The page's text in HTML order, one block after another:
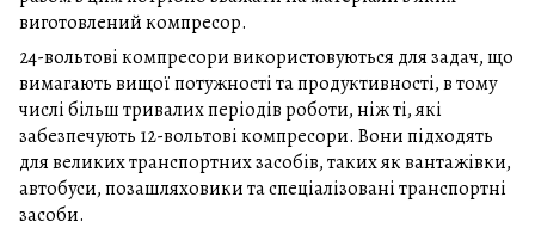
виготовлений компресор.
24-вольтові компресори використовуються для задач, що
вимагають вищої потужності та продуктивності, в тому
числі більш тривалих періодів роботи, ніж ті, які
забезпечують 12-вольтові компресори. Вони підходять
для великих транспортних засобів, таких як вантажівки,
автобуси, позашляховики та спеціалізовані транспортні
засоби.